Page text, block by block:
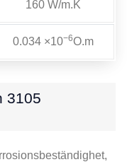
160 W/m.K
0.034 ×10−6O.m
3105